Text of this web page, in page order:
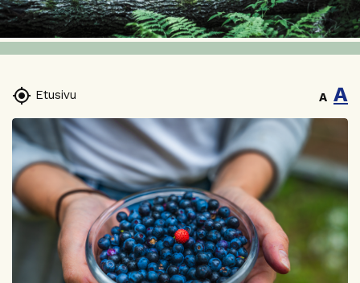
 Etusivu A A